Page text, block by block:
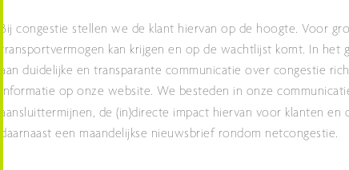
Bij congestie stellen we de klant hiervan op de hoogte. Voor
transportvermogen kan krijgen en op de wachtlijst komt. In het
aan duidelijke en transparante communicatie over congestie
informatie op onze website. We besteden in onze
aansluittermijnen, de (in)directe impact hiervan voor klanten en
daarnaast een maandelijkse nieuwsbrief rondom netcongestie.